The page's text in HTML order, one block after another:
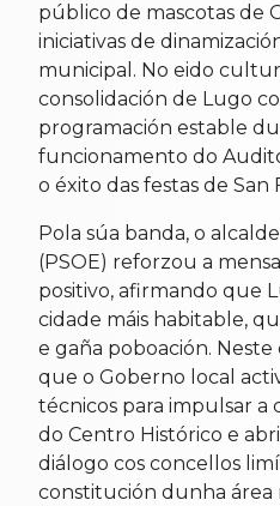
público de mascotas de
iniciativas de
municipal. No eido
consolidación de Lugo
programación estable
funcionamento do
o éxito das festas de San
Pola súa banda, o
(PSOE) reforzou a
positivo, afirmando que
cidade máis habitable,
e gaña poboación.
que o Goberno local
técnicos para impulsar a
do Centro Histórico e
diálogo cos concellos
constitución dunha